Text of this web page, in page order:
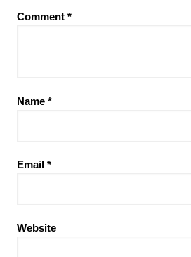
Comment *
Name *
Email *
Website